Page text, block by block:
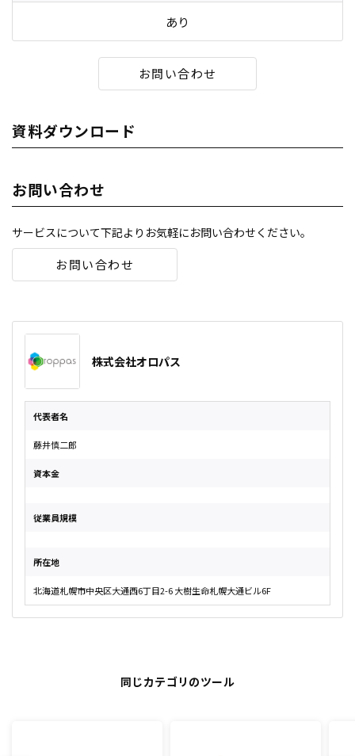
あり
お問い合わせ
資料ダウンロード
お問い合わせ
サービスについて下記よりお気軽にお問い合わせください。
お問い合わせ
株式会社オロパス
代表者名
藤井慎二郎
資本金
従業員規模
所在地
北海道札幌市中央区大通西6丁目2-6 大樹生命札幌大通ビル6F
同じカテゴリのツール